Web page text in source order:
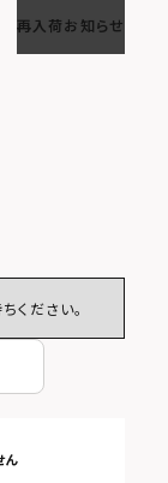
再入荷お知らせ
ください。
ん